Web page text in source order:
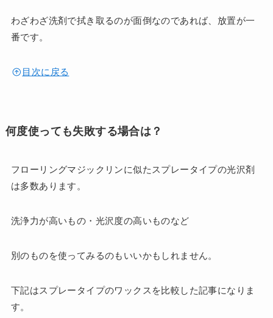
わざわざ洗剤で拭き取るのが面倒なのであれば、放置が一
番です。
目次に戻る
何度使っても失敗する場合は？
フローリングマジックリンに似たスプレータイプの光沢剤
は多数あります。
洗浄力が高いもの・光沢度の高いものなど
別のものを使ってみるのもいいかもしれません。
下記はスプレータイプのワックスを比較した記事になりま
す。